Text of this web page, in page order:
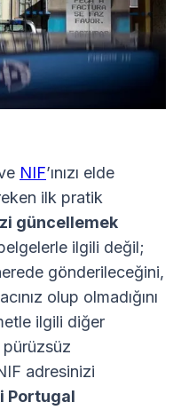
NIF’ınızı elde
ilk pratik
güncellemek
ilgili değil;
gönderileceğini,
olup olmadığını
ilgili diğer
pürüzsüz
adresinizi
Portugal